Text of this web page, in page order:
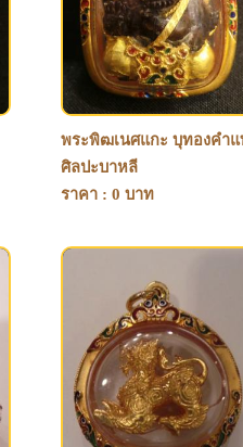
พระพิฒเนศแกะ บุทองคำ
ศิลปะบาหลี
ราคา : 0 บาท